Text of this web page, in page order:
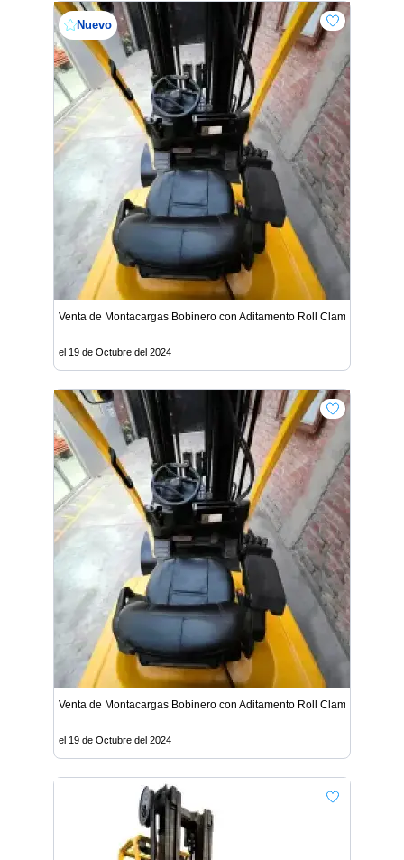
Nuevo
Venta de Montacargas Bobinero con Aditamento Roll Clamp - Lima
el 19 de Octubre del 2024
Venta de Montacargas Bobinero con Aditamento Roll Clamp - Lima
el 19 de Octubre del 2024